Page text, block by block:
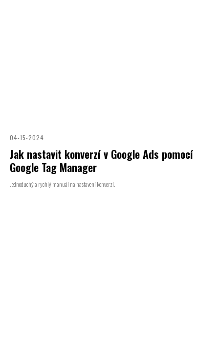
04-15-2024
Jak nastavit konverzí v Google Ads pomocí
Google Tag Manager
Jednoduchý a rychlý manuál na nastavení konverzí.